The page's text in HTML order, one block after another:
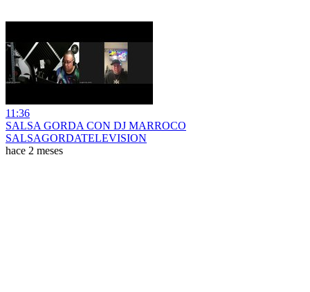
11:36
SALSA GORDA CON DJ MARROCO
SALSAGORDATELEVISION
hace 2 meses